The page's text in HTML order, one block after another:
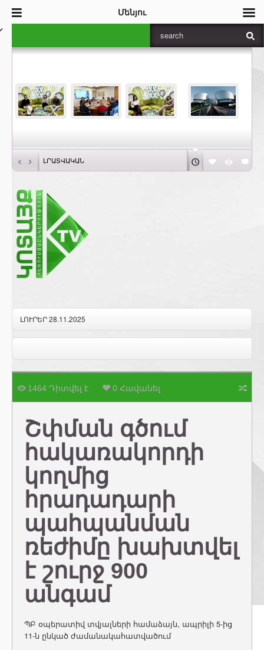
‹ › ԼՐԱՏՎԱԿԱՆ
ԼՈՒՐԵՐ 28.11.2025
1464 Դիտվել է 0 Հավանել
Շփման գծում
հակառակորդի
կողմից
հրադադարի
պահպանման
ռեժիմը խախտվել
է շուրջ 900
անգամ
ՊԲ օպերատիվ տվյալների համաձայն, ապրիլի 5-ից
11-ն ընկած ժամանակահատվածում
Մենյու